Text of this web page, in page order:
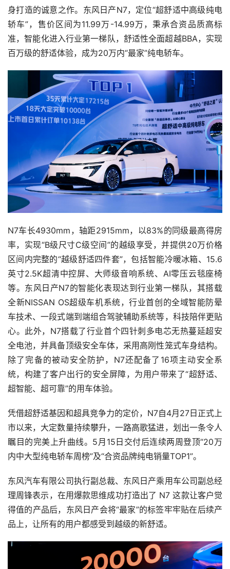
身打造的诚意之作。东风日产N7，定位“超舒适中高级纯电
轿车”，售价区间为11.99万-14.99万，秉承合资品质高标
准，智能化进入行业第一梯队，舒适性全面超越BBA，实现
百万级的舒适体验，成为20万内“最家”纯电轿车。
N7车长4930mm，轴距2915mm，以83%的同级最高得房
率，实现“B级尺寸C级空间”的越级享受，并提供20万价格
区间内完整的“越级舒适四件套”，包括智能冷暖冰箱、15.6
英寸2.5K超清中控屏、大师级音响系统、AI零压云毯座椅
等。东风日产N7的智能化表现达到行业第一梯队，其搭载
全新NISSAN OS超级车机系统，行业首创的全域智能防晕
车技术、一段式端到端组合驾驶辅助系统等，科技陪伴更贴
心。此外，N7搭载了行业首个四针刺多电芯无热蔓延超安
全电池，并具备顶级安全车体，采用高刚性笼式车身结构。
除了完备的被动安全防护，N7还配备了16项主动安全系
统，构建了客户出行的安全屏障，为用户带来了“超舒适、
超智能、超可靠”的用车体验。
凭借超舒适基因和超具竞争力的定价，N7自4月27日正式上
市以来，大定数量持续攀升，一路高歌猛进，划出一条令人
瞩目的完美上升曲线。5月15日交付后连续两周登顶“20万
内中大型纯电轿车周榜”及“合资品牌纯电销量TOP1”。
东风汽车有限公司执行副总裁、东风日产乘用车公司副总经
理周锋表示，在用爆款思维成功打造出了 N7 这款让客户觉
得值的产品后，东风日产会将“最家”的标签牢牢贴在后续产
品上，让所有的用户都感受到越级的新舒适。